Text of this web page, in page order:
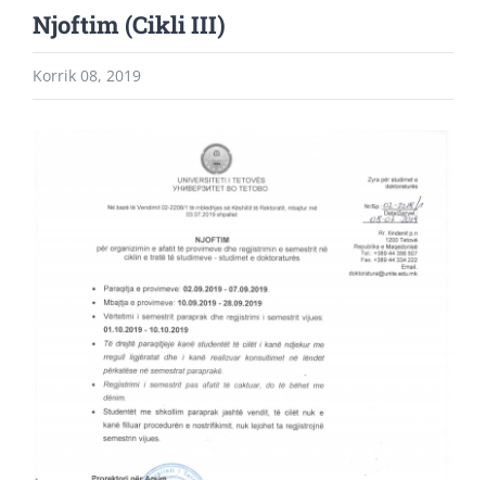
Njoftim (Cikli III)
Korrik 08, 2019